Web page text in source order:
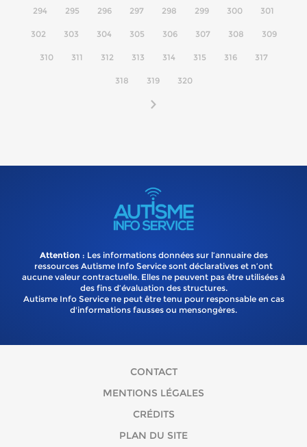
294 295 296 297 298 299 300 301
302 303 304 305 306 307 308 309
310 311 312 313 314 315 316 317
318 319 320
Attention : Les informations données sur l’annuaire des
ressources Autisme Info Service sont déclaratives et n’ont
aucune valeur contractuelle. Elles ne peuvent pas être utilisées à
des fins d’évaluation des structures.
Autisme Info Service ne peut être tenu pour responsable en cas
d'informations fausses ou mensongères.
CONTACT
MENTIONS LÉGALES
CRÉDITS
PLAN DU SITE